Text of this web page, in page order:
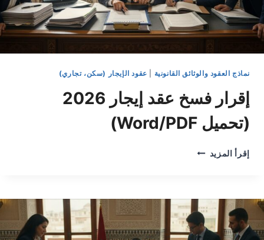
نماذج العقود والوثائق القانونية عقود الإيجار (سكن، تجاري)
إقرار فسخ عقد إيجار 2026
(تحميل Word/PDF)
إقرأ المزيد إقرار
2026
(تحميل
WORD/PDF)